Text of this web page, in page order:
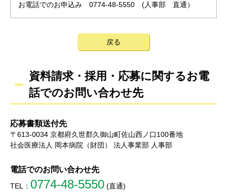
お電話でのお申込み 0774-48-5550 (人事部 直通）
戻る
資料請求・採用・応募に関するお電
話でのお問い合わせ先
応募書類送付先
〒613-0034 京都府久世郡久御山町佐山西ノ口100番地
社会医療法人 岡本病院（財団） 法人事業部 人事部
電話でのお問い合わせ先
TEL： 0774-48-5550 (直通)